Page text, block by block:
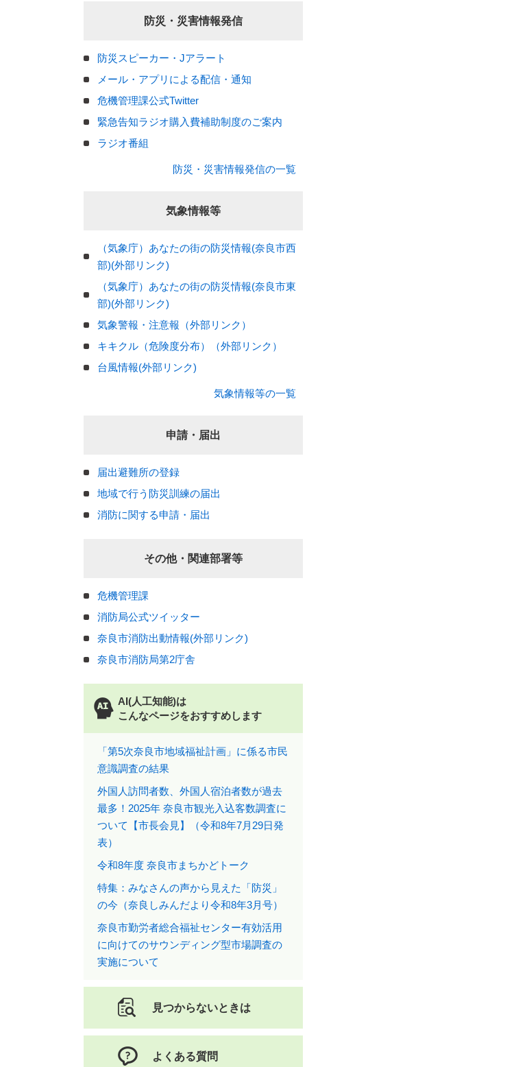
防災・災害情報発信
防災スピーカー・Jアラート
メール・アプリによる配信・通知
危機管理課公式Twitter
緊急告知ラジオ購入費補助制度のご案内
ラジオ番組
防災・災害情報発信の一覧
気象情報等
（気象庁）あなたの街の防災情報(奈良市西
部)(外部リンク)
（気象庁）あなたの街の防災情報(奈良市東
部)(外部リンク)
気象警報・注意報（外部リンク）
キキクル（危険度分布）（外部リンク）
台風情報(外部リンク)
気象情報等の一覧
申請・届出
届出避難所の登録
地域で行う防災訓練の届出
消防に関する申請・届出
その他・関連部署等
危機管理課
消防局公式ツイッター
奈良市消防出動情報(外部リンク)
奈良市消防局第2庁舎
AI(人工知能)は
こんなページをおすすめします
「第5次奈良市地域福祉計画」に係る市民
意識調査の結果
外国人訪問者数、外国人宿泊者数が過去
最多！2025年 奈良市観光入込客数調査に
ついて【市長会見】（令和8年7月29日発
表）
令和8年度 奈良市まちかどトーク
特集：みなさんの声から見えた「防災」
の今（奈良しみんだより令和8年3月号）​
奈良市勤労者総合福祉センター有効活用
に向けてのサウンディング型市場調査の
実施について
見つからないときは
よくある質問